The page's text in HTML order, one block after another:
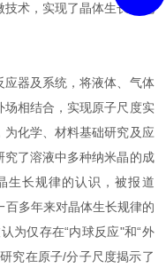
术，实现了晶体生长、电
应器及系统，将液体、气体
相结合，实现原子尺度实
化学、材料基础研究及应
究了溶液中多种纳米晶的成
生长规律的认识，被报道
百多年来对晶体生长规律的
为仅存在“内球反应"和“外
究在原子/分子尺度揭示了